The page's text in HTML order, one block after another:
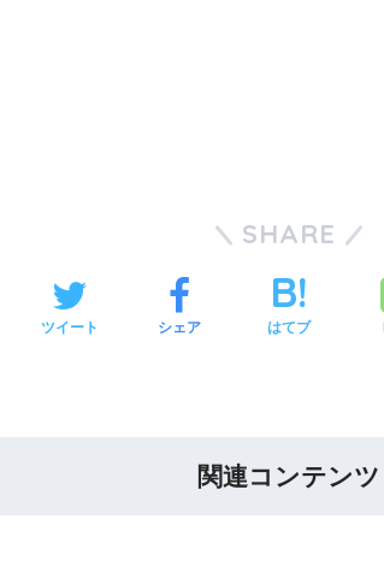
SHARE
ツイート シェア はてブ
関連コンテンツ